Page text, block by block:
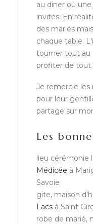
au dîner où
invités. En
des mariés
chaque table.
tourner tout au
profiter de tout
Je remercie les
pour leur
partage sur
Les
lieu cérémonie
Médicée à
Savoie
gite, maison
Lacs à Saint
robe de marié,